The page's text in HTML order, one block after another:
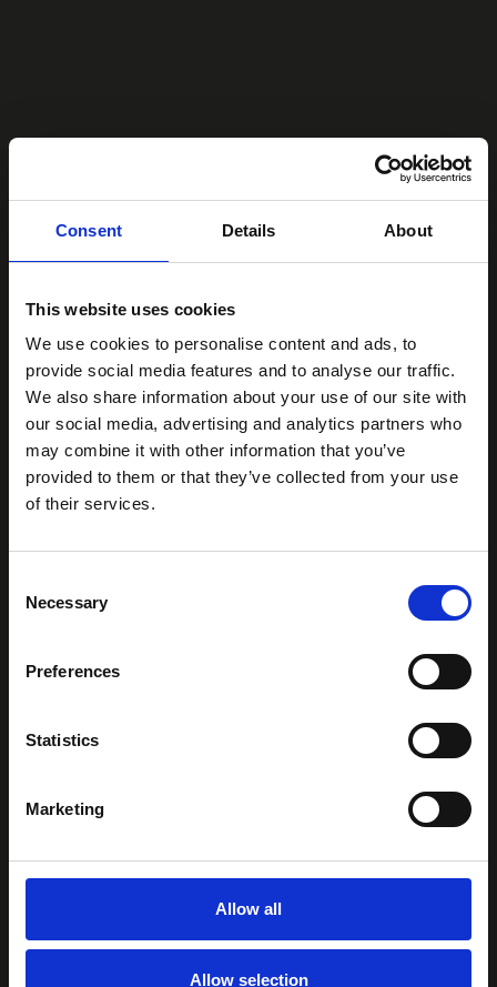
Consent Details About
This website uses cookies
We use cookies to personalise content and ads, to
provide social media features and to analyse our traffic.
We also share information about your use of our site with
our social media, advertising and analytics partners who
may combine it with other information that you’ve
provided to them or that they’ve collected from your use
of their services.
Selection
Necessary
Preferences
Statistics
Marketing
Allow all
Allow selection